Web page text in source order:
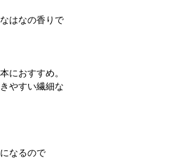
はなの香りで
におすすめ。
やすい繊細な
なるので